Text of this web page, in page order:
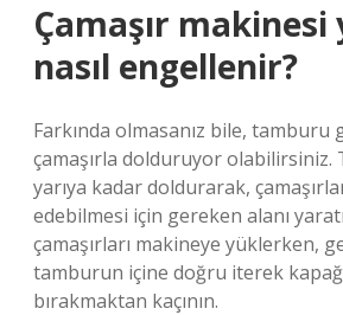
Çamaşır
nasıl engellenir?
Farkında olmasanız bile, tamburu
çamaşırla dolduruyor olabilirsiniz.
yarıya kadar doldurarak,
edebilmesi için gereken alanı
çamaşırları makineye yüklerken,
tamburun içine doğru iterek
bırakmaktan kaçının.